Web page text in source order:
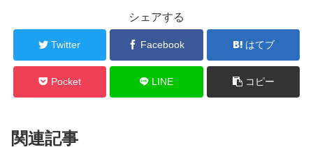
シェアする
Twitter Facebook はてブ
Pocket LINE コピー
関連記事